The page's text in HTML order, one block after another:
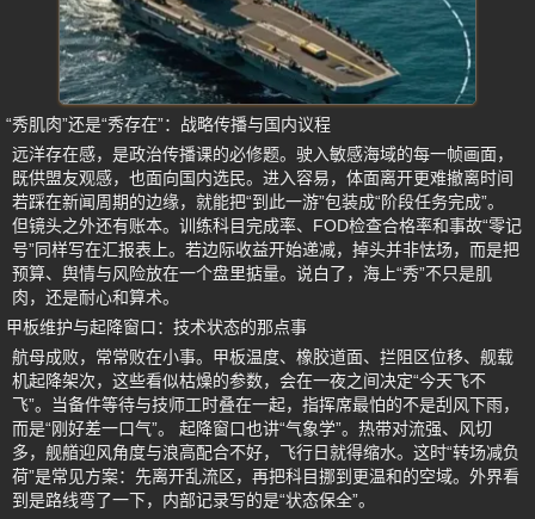
“秀肌肉”还是“秀存在”：战略传播与国内议程
远洋存在感，是政治传播课的必修题。驶入敏感海域的每一帧画面，
既供盟友观感，也面向国内选民。进入容易，体面离开更难撤离时间
若踩在新闻周期的边缘，就能把“到此一游”包装成“阶段任务完成”。
但镜头之外还有账本。训练科目完成率、FOD检查合格率和事故“零记
号”同样写在汇报表上。若边际收益开始递减，掉头并非怯场，而是把
预算、舆情与风险放在一个盘里掂量。说白了，海上“秀”不只是肌
肉，还是耐心和算术。
甲板维护与起降窗口：技术状态的那点事
航母成败，常常败在小事。甲板温度、橡胶道面、拦阻区位移、舰载
机起降架次，这些看似枯燥的参数，会在一夜之间决定“今天飞不
飞”。当备件等待与技师工时叠在一起，指挥席最怕的不是刮风下雨，
而是“刚好差一口气”。 起降窗口也讲“气象学”。热带对流强、风切
多，舰艏迎风角度与浪高配合不好，飞行日就得缩水。这时“转场减负
荷”是常见方案：先离开乱流区，再把科目挪到更温和的空域。外界看
到是路线弯了一下，内部记录写的是“状态保全”。